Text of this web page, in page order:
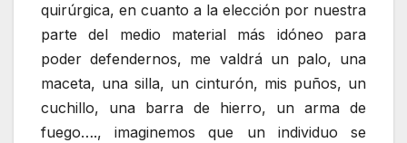
quirúrgica, en cuanto a la elección por nuestra
parte del medio material más idóneo para
poder defendernos, me valdrá un palo, una
maceta, una silla, un cinturón, mis puños, un
cuchillo, una barra de hierro, un arma de
fuego…., imaginemos que un individuo se